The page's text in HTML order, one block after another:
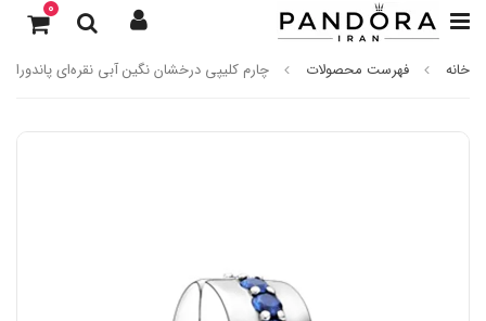
0
خانه فهرست محصولات چارم کلیپی درخشان نگین آبی نقره‌ای پاندورا